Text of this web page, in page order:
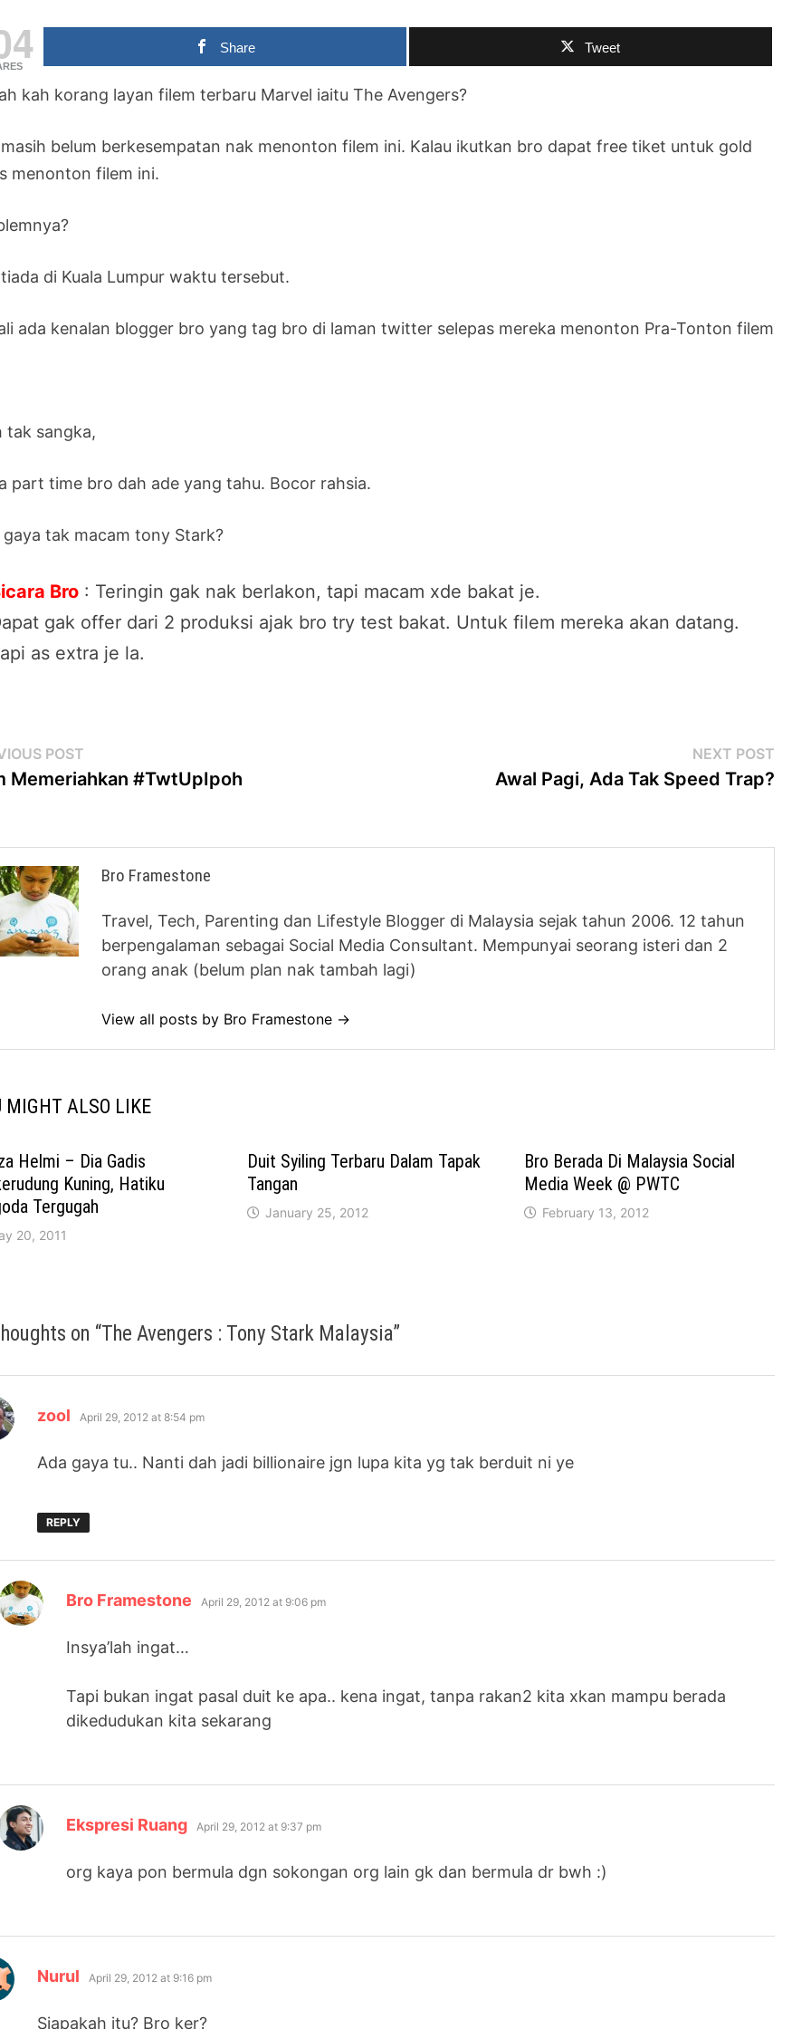
Share Tweet
kah korang layan filem terbaru Marvel iaitu The Avengers?
belum berkesempatan nak menonton filem ini. Kalau ikutkan bro dapat free tiket untuk gold
menonton filem ini.
di Kuala Lumpur waktu tersebut.
ada kenalan blogger bro yang tag bro di laman twitter selepas mereka menonton Pra-Tonton filem
tak sangka,
part time bro dah ade yang tahu. Bocor rahsia.
gaya tak macam tony Stark?
Bro : Teringin gak nak berlakon, tapi macam xde bakat je.
gak offer dari 2 produksi ajak bro try test bakat. Untuk filem mereka akan datang.
as extra je la.
POST
post:
Memeriahkan #TwtUpIpoh
NEXT POSTNext
Awal Pagi, Ada Tak Speed Trap?
Bro Framestone
Travel, Tech, Parenting dan Lifestyle Blogger di Malaysia sejak tahun 2006. 12 tahun
berpengalaman sebagai Social Media Consultant. Mempunyai seorang isteri dan 2
orang anak (belum plan nak tambah lagi)
View all posts by Bro Framestone →
MIGHT ALSO LIKE
Helmi – Dia Gadis
Kuning, Hatiku
Tergugah
20, 2011
Duit Syiling Terbaru Dalam Tapak
Tangan
January 25, 2012
Bro Berada Di Malaysia Social
Media Week @ PWTC
February 13, 2012
on “The Avengers : Tony Stark Malaysia”
zool says:
April 29, 2012 at 8:54 pm
Ada gaya tu.. Nanti dah jadi billionaire jgn lupa kita yg tak berduit ni ye
REPLY
Bro Framestone says:
April 29, 2012 at 9:06 pm
Insya’lah ingat…
Tapi bukan ingat pasal duit ke apa.. kena ingat, tanpa rakan2 kita xkan mampu berada
dikedudukan kita sekarang
Ekspresi Ruang says:
April 29, 2012 at 9:37 pm
org kaya pon bermula dgn sokongan org lain gk dan bermula dr bwh :)
Nurul says:
April 29, 2012 at 9:16 pm
Siapakah itu? Bro ker?